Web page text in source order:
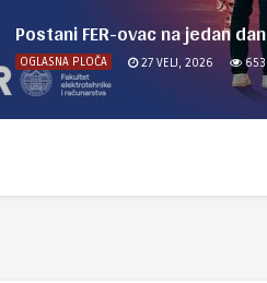
Postani FER-ovac na jedan dan
OGLASNA PLOČA 27 VELJ, 2026 653